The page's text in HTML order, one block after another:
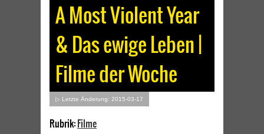
A Most Violent Year
& Das ewige Leben |
Filme der Woche
▷ Letzte Änderung: 2015-03-17
Rubrik:Filme